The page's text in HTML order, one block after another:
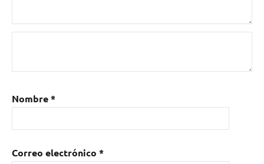
Nombre*
Correo electrónico *